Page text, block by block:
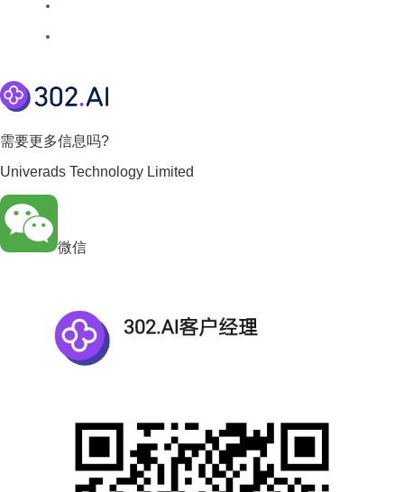
需要更多信息吗?
Univerads Technology Limited
微信